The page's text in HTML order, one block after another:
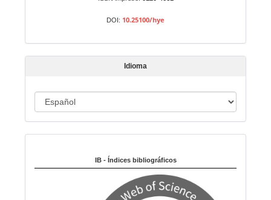
t
í
o
DOI: 10.25100/hye
Idioma
d
m
IB - Índices bibliográficos